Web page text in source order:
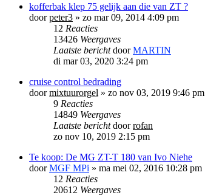
kofferbak klep 75 gelijk aan die van ZT ?
doorpeter3 » zo mar 09, 2014 4:09 pm
12 Reacties
13426 Weergaves
Laatste berichtdoorMARTIN
di mar 03, 2020 3:24 pm
cruise control bedrading
doormixtuurorgel » zo nov 03, 2019 9:46 pm
9 Reacties
14849 Weergaves
Laatste berichtdoorrofan
zo nov 10, 2019 2:15 pm
Te koop: De MG ZT-T 180 van Ivo Niehe
doorMGF MPi » ma mei 02, 2016 10:28 pm
12 Reacties
20612 Weergaves